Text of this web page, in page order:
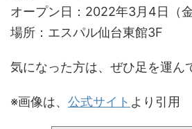
オープン日：2022年3月4日（金
場所：エスパル仙台東館3F
気になった方は、ぜひ足を運ん
※画像は、 公式サイト より引用